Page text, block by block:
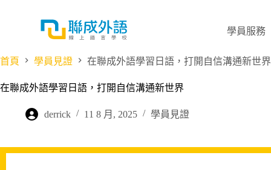
要
容
學員服務
首頁 學員見證 在聯成外語學習日語，打開自信溝通新世界
在聯成外語學習日語，打開自信溝通新世界
derrick 11 8 月, 2025 學員見證